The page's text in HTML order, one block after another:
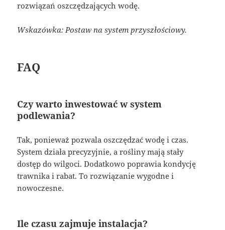
rozwiązań oszczędzających wodę.
Wskazówka: Postaw na system przyszłościowy.
FAQ
Czy warto inwestować w system
podlewania?
Tak, ponieważ pozwala oszczędzać wodę i czas.
System działa precyzyjnie, a rośliny mają stały
dostęp do wilgoci. Dodatkowo poprawia kondycję
trawnika i rabat. To rozwiązanie wygodne i
nowoczesne.
Ile czasu zajmuje instalacja?